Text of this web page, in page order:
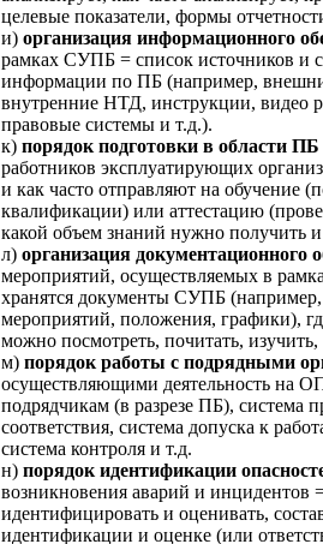
целевые показатели, формы
и) организация информационного
рамках СУПБ = список источников и
информации по ПБ (например,
внутренние НТД, инструкции, видео
правовые системы и т.д.).
к) порядок подготовки в области ПБ
работников эксплуатирующих
и как часто отправляют на обучение
квалификации) или аттестацию
какой объем знаний нужно получить и
л) организация документационного
мероприятий, осуществляемых в
хранятся документы СУПБ
мероприятий, положения, графики),
можно посмотреть, почитать, изучить,
м) порядок работы с подрядными
осуществляющими деятельность на
подрядчикам (в разрезе ПБ), система
соответствия, система допуска к
система контроля и т.д.
н) порядок идентификации
возникновения аварий и инцидентов
идентифицировать и оценивать,
идентификации и оценке (или